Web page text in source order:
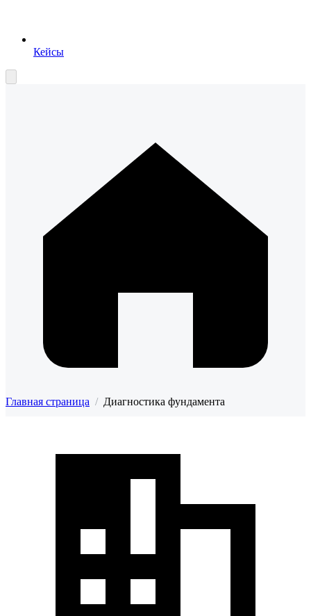
Кейсы
Главная страница / Диагностика фундамента